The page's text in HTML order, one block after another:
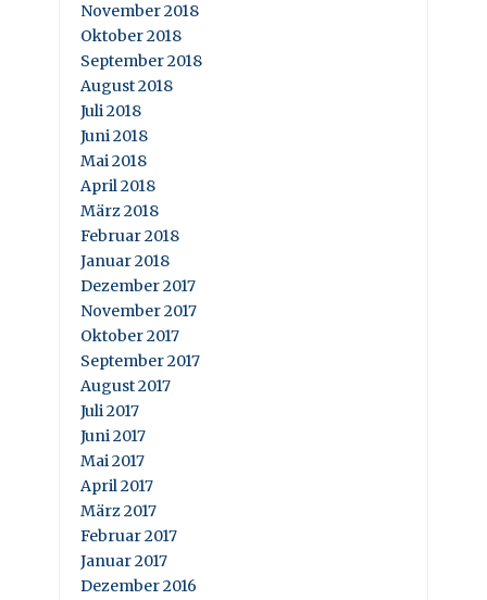
November 2018
Oktober 2018
September 2018
August 2018
Juli 2018
Juni 2018
Mai 2018
April 2018
März 2018
Februar 2018
Januar 2018
Dezember 2017
November 2017
Oktober 2017
September 2017
August 2017
Juli 2017
Juni 2017
Mai 2017
April 2017
März 2017
Februar 2017
Januar 2017
Dezember 2016